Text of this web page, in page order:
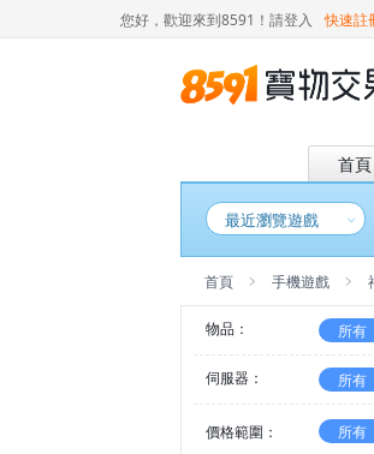
您好，歡迎來到8591！ 請登入 快速註
首頁
最近瀏覽遊戲
首頁 手機遊戲
物品： 所有
伺服器： 所有
價格範圍： 所有